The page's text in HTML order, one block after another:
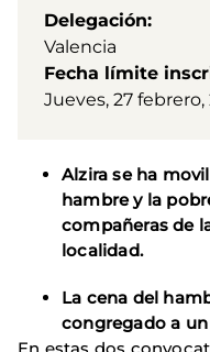
Delegación
Valencia
Fecha límite
Jueves, 27 febrero,
Alzira se ha
hambre y la
compañeras de
localidad.
La cena del
congregado a
En estas dos